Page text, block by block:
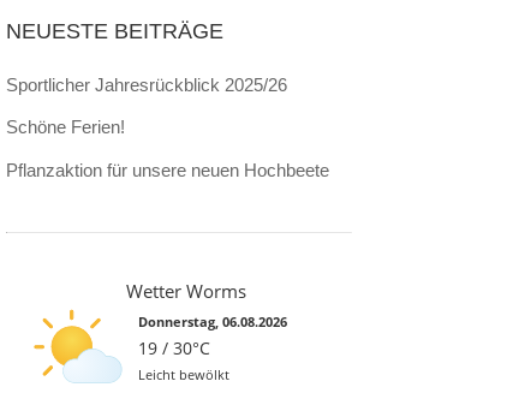
NEUESTE BEITRÄGE
Sportlicher Jahresrückblick 2025/26
Schöne Ferien!
Pflanzaktion für unsere neuen Hochbeete
Wetter Worms
Donnerstag, 06.08.2026
19 / 30°C
Leicht bewölkt